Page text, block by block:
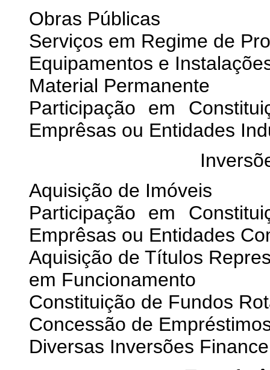
Obras Públicas
Serviços em Regime de
Equipamentos e
Material Permanente
Participação em
Emprêsas ou Entidades
Aquisição de Imóveis
Participação em
Emprêsas ou Entidades
Aquisição de Títulos
em Funcionamento
Constituição de Fundos
Concessão de
Diversas Inversões